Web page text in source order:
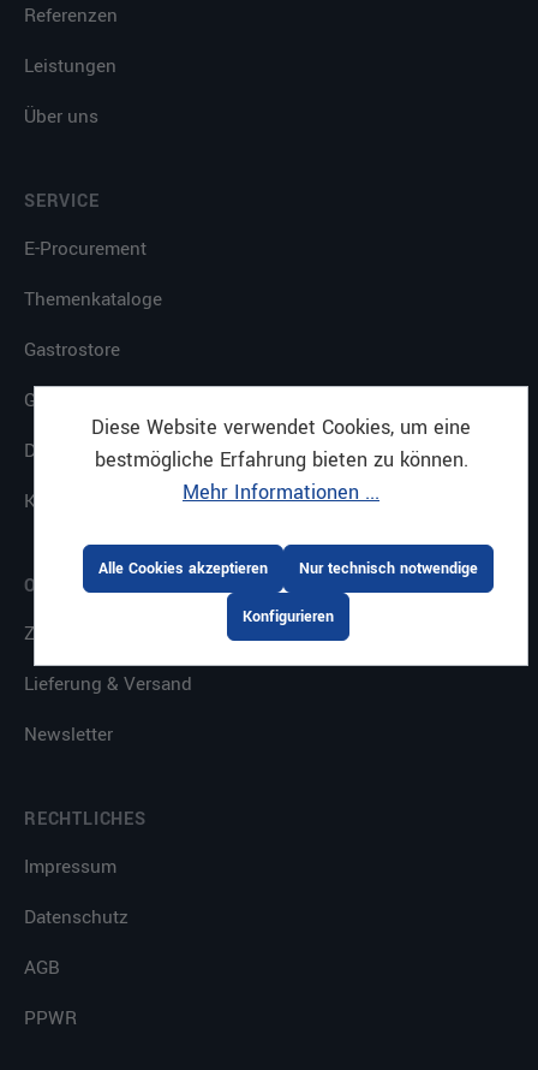
Referenzen
Leistungen
Über uns
SERVICE
E-Procurement
Themenkataloge
Gastrostore
Großküchenplanung
Downloads
Küche mit System
ONLINESHOP
Zahlungsarten
Lieferung & Versand
Newsletter
RECHTLICHES
Impressum
Datenschutz
AGB
PPWR
Diese Website verwendet Cookies, um eine
bestmögliche Erfahrung bieten zu können.
Mehr Informationen ...
Nur technisch notwendige
Konfigurieren
Alle Cookies akzeptieren